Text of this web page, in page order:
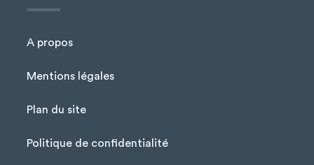
Menu Pied de page
A propos
Mentions légales
Plan du site
Politique de confidentialité